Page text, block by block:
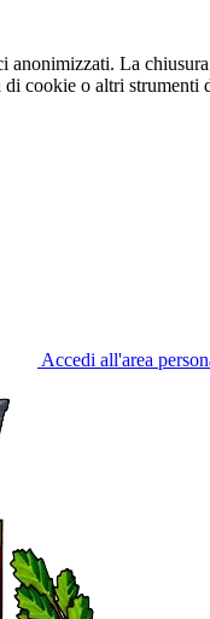
anonimizzati. La
cookie o altri
Accedi all'area